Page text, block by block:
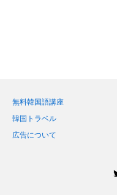
無料韓国語講座
韓国トラベル
広告について